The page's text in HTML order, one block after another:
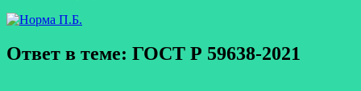
Ответ в теме: ГОСТ Р 59638-2021